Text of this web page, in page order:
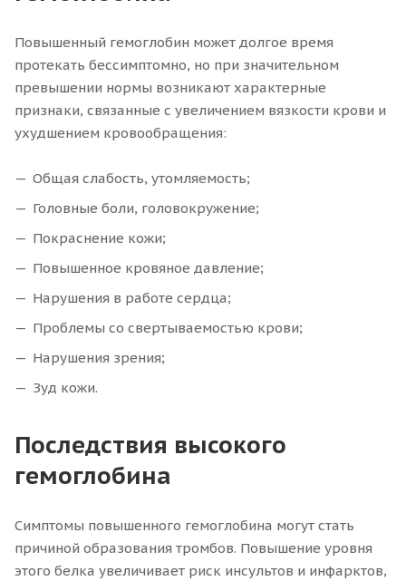
Повышенный гемоглобин может долгое время
протекать бессимптомно, но при значительном
превышении нормы возникают характерные
признаки, связанные с увеличением вязкости крови и
ухудшением кровообращения:
Общая слабость, утомляемость;
Головные боли, головокружение;
Покраснение кожи;
Повышенное кровяное давление;
Нарушения в работе сердца;
Проблемы со свертываемостью крови;
Нарушения зрения;
Зуд кожи.
Последствия высокого
гемоглобина
Симптомы повышенного гемоглобина могут стать
причиной образования тромбов. Повышение уровня
этого белка увеличивает риск инсультов и инфарктов,